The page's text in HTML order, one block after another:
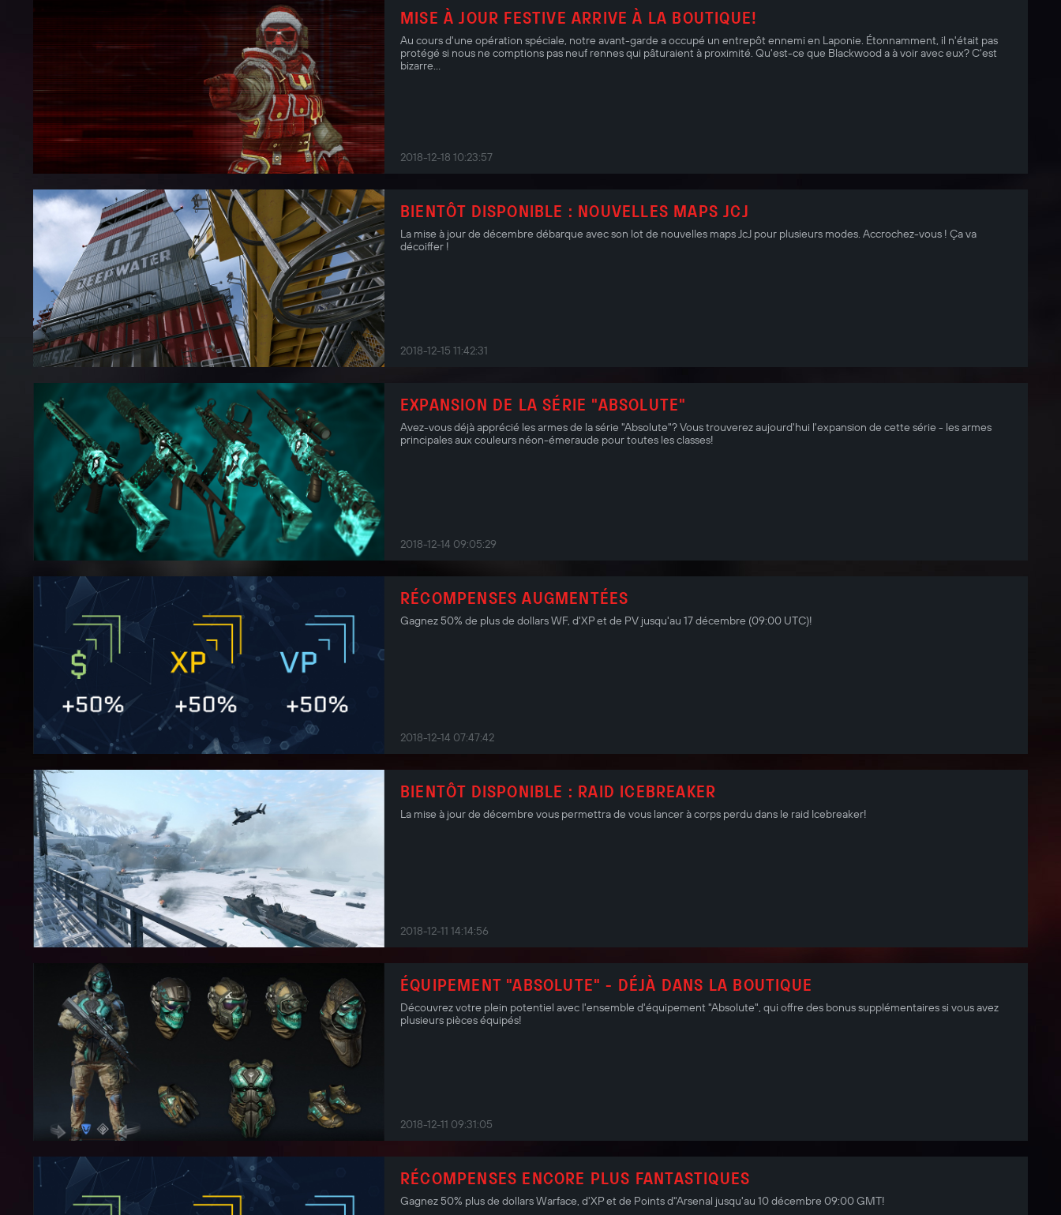
MISE À JOUR FESTIVE ARRIVE À LA BOUTIQUE!
Au cours d'une opération spéciale, notre avant-garde a occupé un entrepôt ennemi en Laponie. Étonnamment, il n'était pas
protégé si nous ne comptions pas neuf rennes qui pâturaient à proximité. Qu'est-ce que Blackwood a à voir avec eux? C'est
bizarre...
2018-12-18 10:23:57
BIENTÔT DISPONIBLE : NOUVELLES MAPS JCJ
La mise à jour de décembre débarque avec son lot de nouvelles maps JcJ pour plusieurs modes. Accrochez-vous ! Ça va
décoiffer !
2018-12-15 11:42:31
EXPANSION DE LA SÉRIE "ABSOLUTE"
Avez-vous déjà apprécié les armes de la série "Absolute"? Vous trouverez aujourd'hui l'expansion de cette série - les armes
principales aux couleurs néon-émeraude pour toutes les classes!
2018-12-14 09:05:29
RÉCOMPENSES AUGMENTÉES
Gagnez 50% de plus de dollars WF, d'XP et de PV jusqu'au 17 décembre (09:00 UTC)!
2018-12-14 07:47:42
BIENTÔT DISPONIBLE : RAID ICEBREAKER
La mise à jour de décembre vous permettra de vous lancer à corps perdu dans le raid Icebreaker!
2018-12-11 14:14:56
ÉQUIPEMENT "ABSOLUTE" - DÉJÀ DANS LA BOUTIQUE
Découvrez votre plein potentiel avec l'ensemble d'équipement "Absolute", qui offre des bonus supplémentaires si vous avez
plusieurs pièces équipés!
2018-12-11 09:31:05
RÉCOMPENSES ENCORE PLUS FANTASTIQUES
Gagnez 50% plus de dollars Warface, d'XP et de Points d"Arsenal jusqu'au 10 décembre 09:00 GMT!